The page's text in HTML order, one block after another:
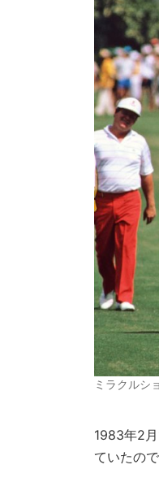
ミラクルシ
1983年2
ていたの